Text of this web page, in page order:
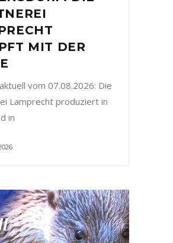
MIT DER
vom 07.08.2026: Die
Lamprecht produziert in
in